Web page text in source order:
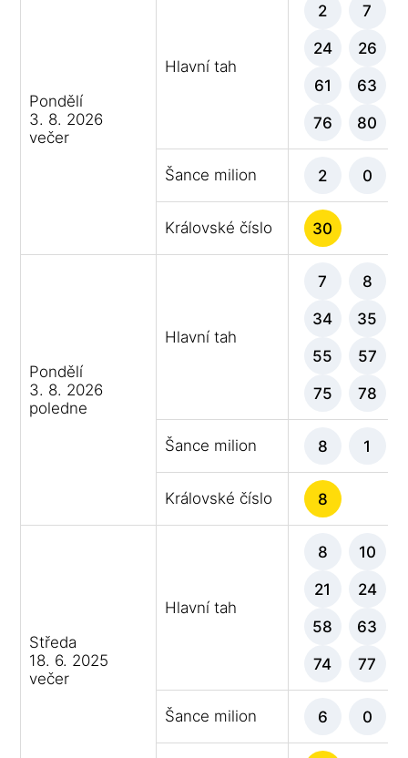
Pondělí
3. 8. 2026
večer
Hlavní tah
2 7
24 26
61 63
76 80
Šance milion 2 0
Královské číslo 30
Pondělí
3. 8. 2026
poledne
Hlavní tah
7 8
34 35
55 57
75 78
Šance milion 8 1
Královské číslo 8
Středa
18. 6. 2025
večer
Hlavní tah
8 10
21 24
58 63
74 77
Šance milion 6 0